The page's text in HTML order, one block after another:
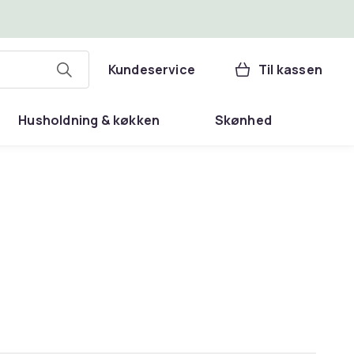
Kundeservice Til kassen
Husholdning & køkken Skønhed